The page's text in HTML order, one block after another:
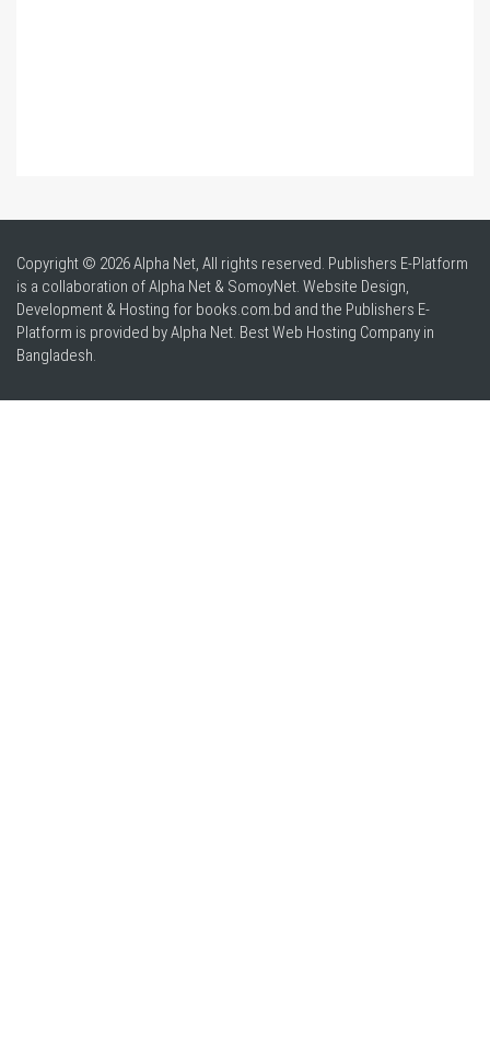
Copyright © 2026 Alpha Net, All rights reserved. Publishers E-Platform
is a collaboration of Alpha Net & SomoyNet. Website Design,
Development & Hosting for books.com.bd and the Publishers E-
Platform is provided by Alpha Net. BestWeb Hosting Company in
Bangladesh.